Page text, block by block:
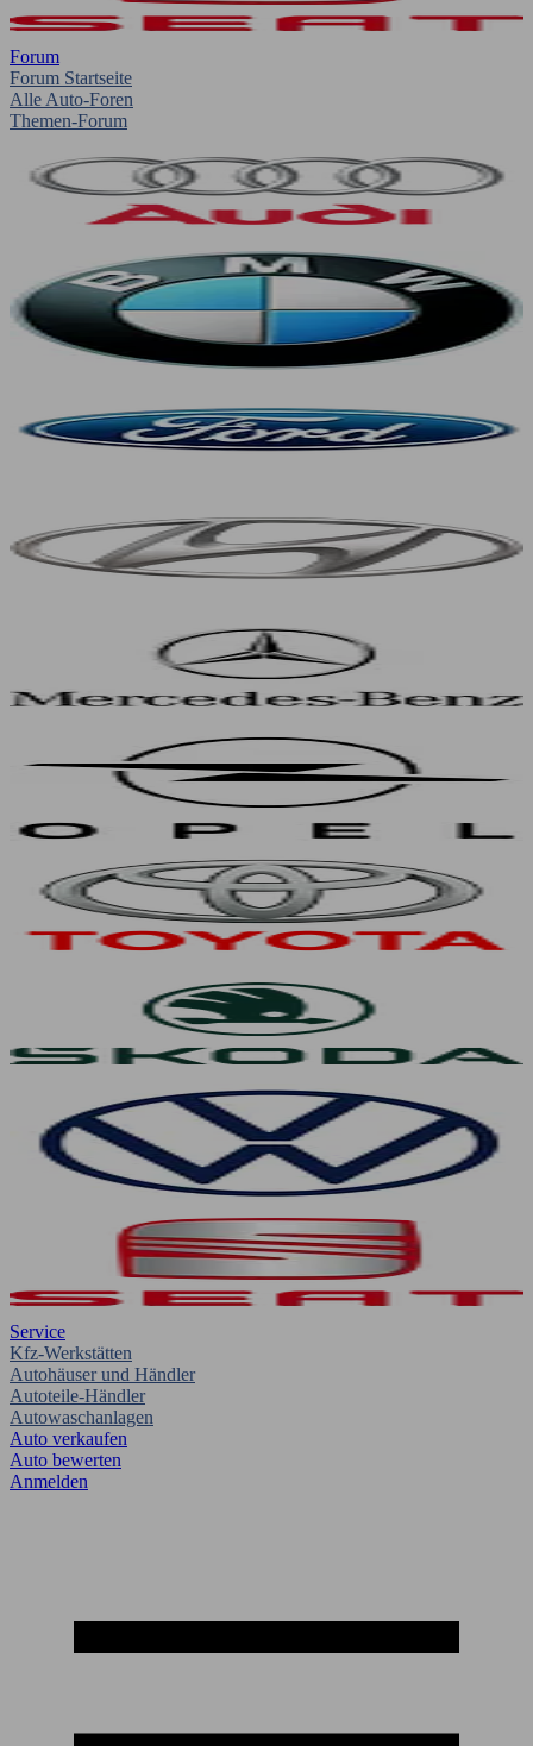
Forum
Forum Startseite
Alle Auto-Foren
Themen-Forum
Service
Kfz-Werkstätten
Autohäuser und Händler
Autoteile-Händler
Autowaschanlagen
Auto verkaufen
Auto bewerten
Anmelden